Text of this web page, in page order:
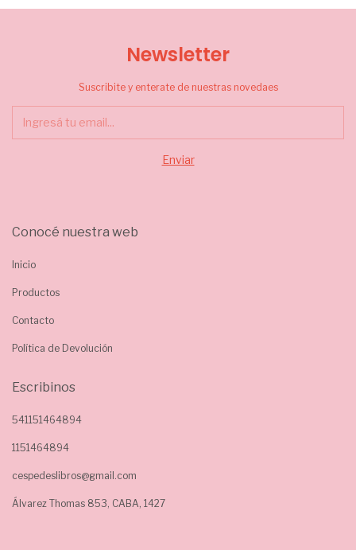
Newsletter
Suscribite y enterate de nuestras novedaes
Conocé nuestra web
Inicio
Productos
Contacto
Política de Devolución
Escribinos
541151464894
1151464894
cespedeslibros@gmail.com
Álvarez Thomas 853, CABA, 1427